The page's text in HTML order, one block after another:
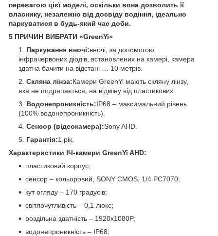
перевагою цієї моделі, оскільки вона дозволить її
власнику, незалежно від досвіду водіння, ідеально
паркуватися в будь-який час доби.
5 ПРИЧИН ВИБРАТИ «GreenYi»
Паркування вночі:вночі, за допомогою
інфрачервоних діодів, встановлених на камері, камера
здатна бачити на відстані … 10 метрів.
Скляна лінза:Камери GreenYi мають скляну лінзу,
яка не подряпається, на відміну від пластикових.
Водонепроникність:IP68 – максимальний рівень
(100% водонепроникність).
Сенсор (відеокамера):Sony AHD.
Гарантія:1 рік.
Характеристики ІЧ-камери GreenYi AHD:
пластиковий корпус;
сенсор – кольоровий, SONY CMOS, 1/4 PC7070;
кут огляду – 170 градусів;
світлочутливість – 0,1 люкс;
роздільна здатність – 1920x1080P;
водонепроникність – IP68;